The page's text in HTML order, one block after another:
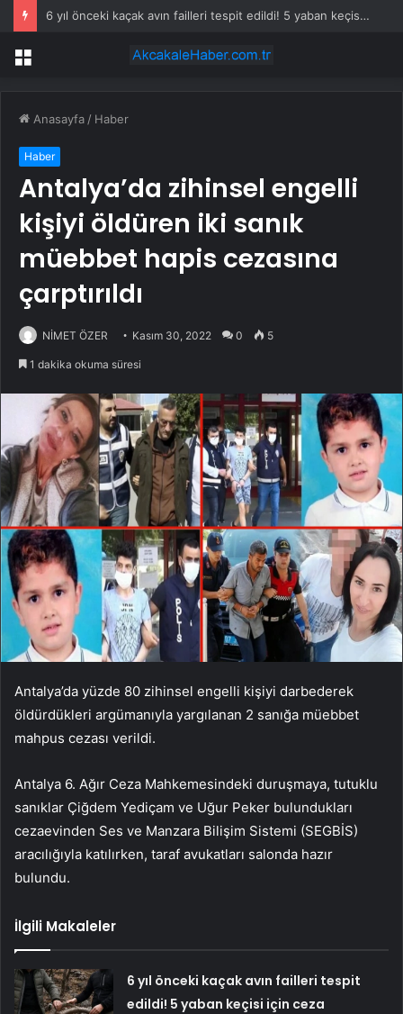
6 yıl önceki kaçak avın failleri tespit edildi! 5 yaban keçisi için ceza uygulandı
Menü
Anasayfa / Haber
Haber
Antalya’da zihinsel engelli
kişiyi öldüren iki sanık
müebbet hapis cezasına
çarptırıldı
NİMET ÖZER Kasım 30, 2022 0 5
1 dakika okuma süresi
Antalya’da yüzde 80 zihinsel engelli kişiyi darbederek
öldürdükleri argümanıyla yargılanan 2 sanığa müebbet
mahpus cezası verildi.
Antalya 6. Ağır Ceza Mahkemesindeki duruşmaya, tutuklu
sanıklar Çiğdem Yediçam ve Uğur Peker bulundukları
cezaevinden Ses ve Manzara Bilişim Sistemi (SEGBİS)
aracılığıyla katılırken, taraf avukatları salonda hazır
bulundu.
İlgili Makaleler
6 yıl önceki kaçak avın failleri tespit
edildi! 5 yaban keçisi için ceza